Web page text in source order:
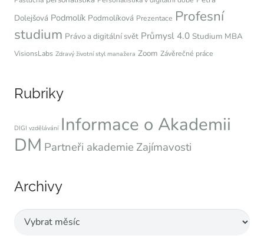
Dolejšová Podmolík Podmolíková Prezentace Profesní
studium Právo a digitální svět Průmysl 4.0 Studium MBA
VisionsLabs Zdravý životní styl manažera Zoom Závěrečné práce
Rubriky
DIGI vzdělávání Informace o Akademii
DM Partneři akademie Zajímavosti
Archivy
Archivy